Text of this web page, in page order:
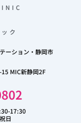
ク
ーション・静岡市
MIC新静岡2F
17:30
日